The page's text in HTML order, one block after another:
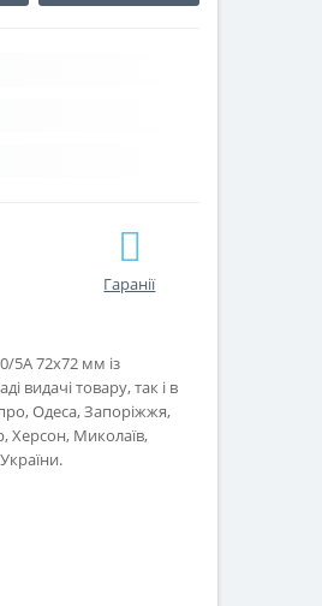
Гаранії
5A 72x72 мм із
товару, так і в
Одеса, Запоріжжя,
Херсон, Миколаїв,